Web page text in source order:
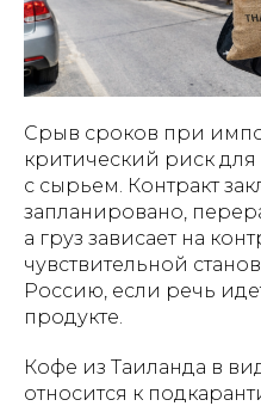
Срыв сроков при
критический риск
с сырьем. Контракт
запланировано,
а груз зависает на
чувствительной
Россию, если речь
продукте.
Кофе из Таиланда в
относится к